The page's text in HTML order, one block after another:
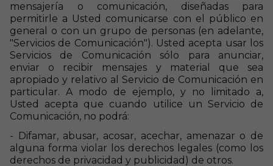
mensajería o comunicación, diseñadas para
permitirle a Usted comunicarse con el público en
general o con un grupo de personas (en adelante,
"Servicios de Comunicación"). Usted acepta usar los
Servicios de Comunicación sólo para anunciar,
enviar o recibir mensajes y material que sea
apropiado y relativo al Servicio de Comunicación en
particular. A modo de ejemplo, y no limitado a,
Usted acepta que cuando utilice un Servicio de
Comunicación, no podrá:
- Difamar, abusar, acosar, acechar, amenazar o de
alguna forma violar los derechos legales (como los
derechos de privacidad y publicidad) de otros.